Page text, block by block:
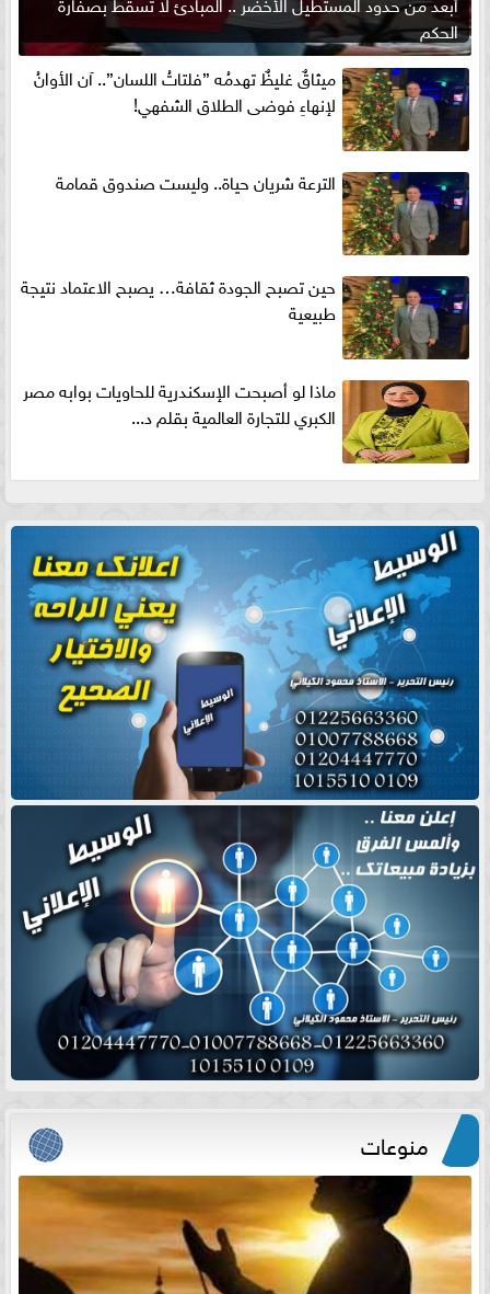
الحكم
ميثاقٌ غليظٌ تهدمُه ”فلتاتُ اللسان”.. آن الأوانُ
لإنهاءِ فوضى الطلاق الشفهي!
الترعة شريان حياة.. وليست صندوق قمامة
حين تصبح الجودة ثقافة… يصبح الاعتماد نتيجة
طبيعية
ماذا لو أصبحت الإسكندرية للحاويات بوابه مصر
الكبري للتجارة العالمية بقلم د...
منوعات